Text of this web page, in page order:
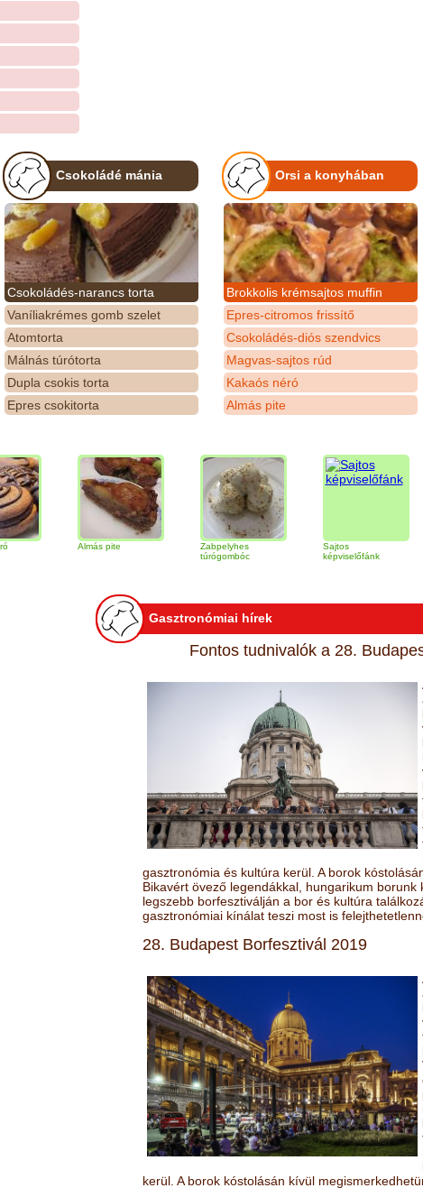
Csokoládé mánia
Csokoládés-narancs torta
Vaníliakrémes gomb szelet
Atomtorta
Málnás túrótorta
Dupla csokis torta
Epres csokitorta
Orsi a konyhában
Brokkolis krémsajtos muffin
Epres-citromos frissítő
Csokoládés-diós szendvics
Magvas-sajtos rúd
Kakaós néró
Almás pite
Almás pite
Zabpelyhes
túrógombóc
képviselőfánk
Gasztronómiai hírek
Fontos tudnivalók a 28.
gasztronómia és kultúra kerül. A borok
Bikavért övező legendákkal, hungarikum borunk
legszebb borfesztiválján a bor és kultúra
gasztronómiai kínálat teszi most is
28. Budapest Borfesztivál 2019
kerül. A borok kóstolásán kívül